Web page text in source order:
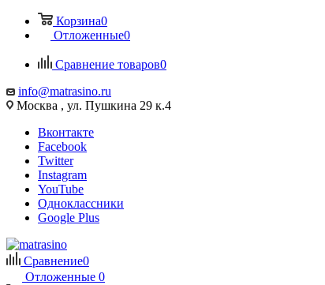
Корзина0
Отложенные0
Сравнение товаров0
info@matrasino.ru
Москва , ул. Пушкина 29 к.4
Вконтакте
Facebook
Twitter
Instagram
YouTube
Одноклассники
Google Plus
Сравнение0
Отложенные 0